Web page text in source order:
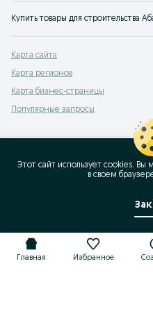
Карта сайта
Карта регионов
Карта бизнес-страницы
Популярные запросы
Главная Избранное
Этот сайт использует cookies.
в своeм